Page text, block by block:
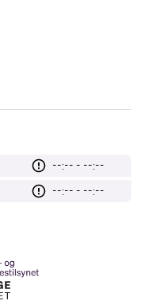
--:-- - --:--
--:-- - --:--